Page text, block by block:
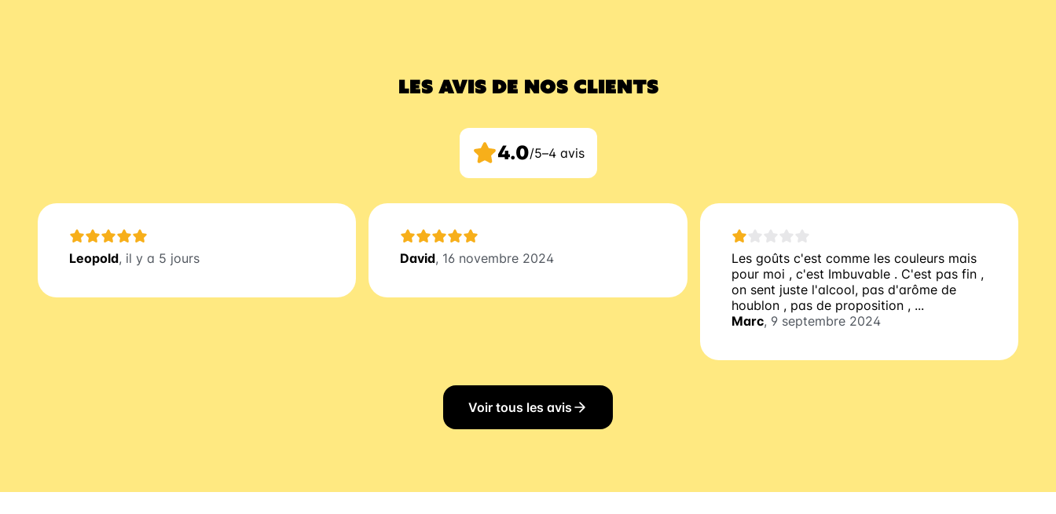
LES AVIS DE NOS CLIENTS
4.0/5–4 avis
Leopold, il y a 5 jours David, 16 novembre 2024
Les goûts c'est comme les couleurs mais
pour moi , c'est Imbuvable . C'est pas fin ,
on sent juste l'alcool, pas d'arôme de
houblon , pas de proposition , ...
Marc, 9 septembre 2024
Voir tous les avis